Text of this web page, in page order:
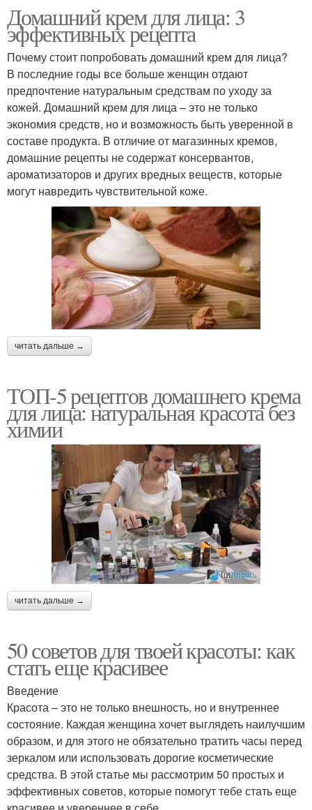
Домашний крем для лица: 3
эффективных рецепта
Почему стоит попробовать домашний крем для лица?
В последние годы все больше женщин отдают
предпочтение натуральным средствам по уходу за
кожей. Домашний крем для лица – это не только
экономия средств, но и возможность быть уверенной в
составе продукта. В отличие от магазинных кремов,
домашние рецепты не содержат консервантов,
ароматизаторов и других вредных веществ, которые
могут навредить чувствительной коже.
читать дальше →
ТОП-5 рецептов домашнего крема
для лица: натуральная красота без
химии
читать дальше →
50 советов для твоей красоты: как
стать еще красивее
Введение
Красота – это не только внешность, но и внутреннее
состояние. Каждая женщина хочет выглядеть наилучшим
образом, и для этого не обязательно тратить часы перед
зеркалом или использовать дорогие косметические
средства. В этой статье мы рассмотрим 50 простых и
эффективных советов, которые помогут тебе стать еще